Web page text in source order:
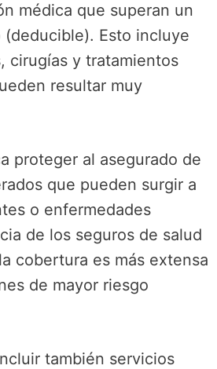
médica que superan un
Esto incluye
cirugías y tratamientos
resultar muy
proteger al asegurado de
que pueden surgir a
o enfermedades
de los seguros de salud
cobertura es más extensa
de mayor riesgo
también servicios